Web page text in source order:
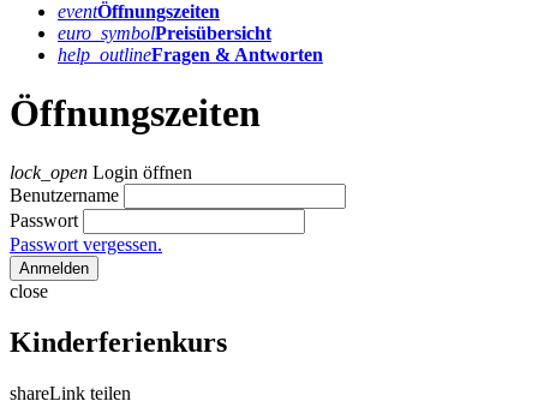
eventÖffnungs­zeiten
euro_symbolPreis­übersicht
help_outlineFragen & Antworten
Öffnungszeiten
lock_open Login öffnen
Benutzername
Passwort
Passwort vergessen.
Anmelden
close
Kinderferienkurs
shareLink teilen